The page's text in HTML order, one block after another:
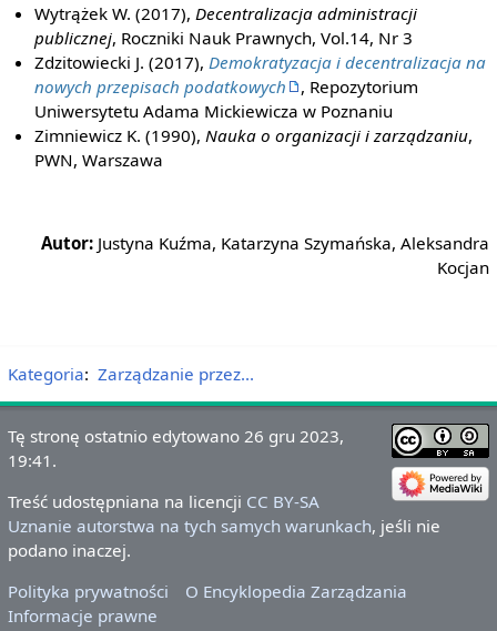
Wytrążek W. (2017),Decentralizacja administracji
publicznej, Roczniki Nauk Prawnych, Vol.14, Nr 3
Zdzitowiecki J. (2017),Demokratyzacja i decentralizacja na
nowych przepisach podatkowych
, Repozytorium
Uniwersytetu Adama Mickiewicza w Poznaniu
Zimniewicz K. (1990),Nauka o organizacji i zarządzaniu,
PWN, Warszawa
Autor: Justyna Kuźma, Katarzyna Szymańska, Aleksandra
Kocjan
Kategoria: Zarządzanie przez...
Tę stronę ostatnio edytowano 26 gru 2023,
19:41.
Treść udostępniana na licencji CC BY-SA
Uznanie autorstwa na tych samych warunkach, jeśli nie
podano inaczej.
Polityka prywatności
O Encyklopedia Zarządzania
Informacje prawne